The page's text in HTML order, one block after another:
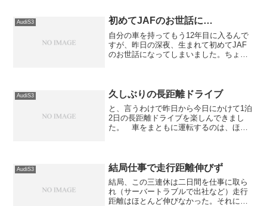
で、今回の点検は...
AudiS3 初めてJAFのお世話に…
自分の車を持ってもう12年目に入るんで
すが、昨日の深夜、生まれて初めてJAF
のお世話になってしまいました。ちょこ
う。 見た目全然普通...
AudiS3 久しぶりの長距離ドライブ
と、言うわけで昨日から今日にかけて1泊
2日の長距離ドライブを楽しんできまし
た。 車をまともに運転するのは、ほぼ
以下の通り...1日目...
AudiS3 結局仕事で走行距離伸びず
結局、この三連休は二日間を仕事に取ら
れ（サーバートラブルで出社など）走行
距離はほとんど伸びなかった。それにし